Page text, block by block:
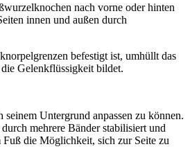
nach vorne oder hinten
innen und außen durch
befestigt ist, umhüllt das
Gelenkflüssigkeit bildet.
Untergrund anpassen zu können.
mehrere Bänder stabilisiert und
Fuß die Möglichkeit, sich zur Seite zu